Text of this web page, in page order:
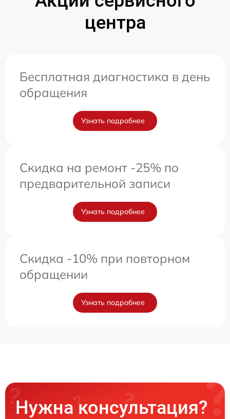
центра
Бесплатная диагностика в день
обращения
Узнать подробнее
Скидка на ремонт -25% по
предварительной записи
Узнать подробнее
Скидка -10% при повторном
обращении
Узнать подробнее
Нужна консультация?